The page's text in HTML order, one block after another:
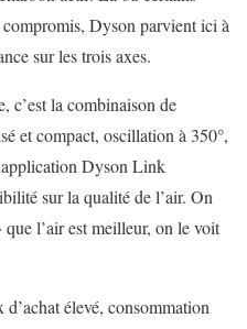
Dyson parvient ici à
sur les trois axes.
c’est la combinaison de
et compact, oscillation à 350°,
Dyson Link
sur la qualité de l’air. On
l’air est meilleur, on le voit
élevé, consommation